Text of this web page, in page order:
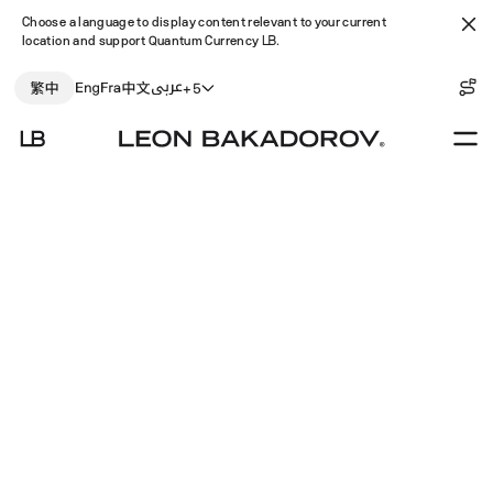
Choose a language to display content relevant to your current
location and support Quantum Currency LB.
EnglishFrançais
‫العربية
+5
年第